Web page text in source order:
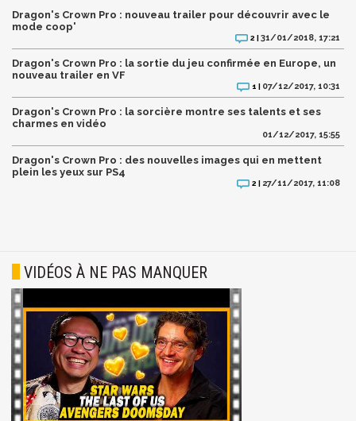
Dragon's Crown Pro : nouveau trailer pour découvrir avec le
mode coop'
2 |31/01/2018, 17:21
Dragon's Crown Pro : la sortie du jeu confirmée en Europe, un
nouveau trailer en VF
1 | 07/12/2017, 10:31
Dragon's Crown Pro : la sorcière montre ses talents et ses
charmes en vidéo
01/12/2017, 15:55
Dragon's Crown Pro : des nouvelles images qui en mettent
plein les yeux sur PS4
2 | 27/11/2017, 11:08
VIDÉOS À NE PAS MANQUER